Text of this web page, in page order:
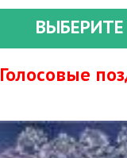
Голосовые